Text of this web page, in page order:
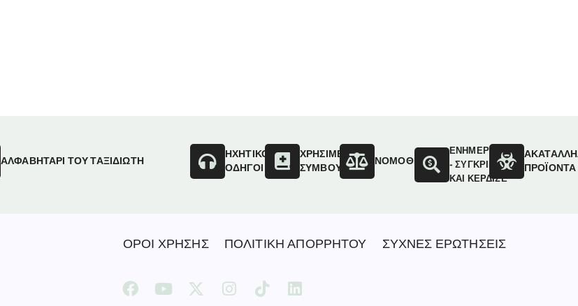
ΑΛΦΑΒΗΤΑΡΙ ΤΟΥ ΤΑΞΙΔΙΩΤΗ
ΗΧΗΤΙΚΟΙ
ΟΔΗΓΟΙ
ΧΡΗΣΙΜΕΣ
ΣΥΜΒΟΥΛΕΣ
ΝΟΜΟΘΕΣΙΑ
ΕΝΗΜΕΡΩΣΟΥ
- ΣΥΓΚΡΙΝΕ
ΚΑΙ ΚΕΡΔΙΣΕ
ΠΡΟΪΟΝΤΑ
ΟΡΟΙ ΧΡΗΣΗΣ ΠΟΛΙΤΙΚΗ ΑΠΟΡΡΗΤΟΥ ΣΥΧΝΕΣ ΕΡΩΤΗΣΕΙΣ